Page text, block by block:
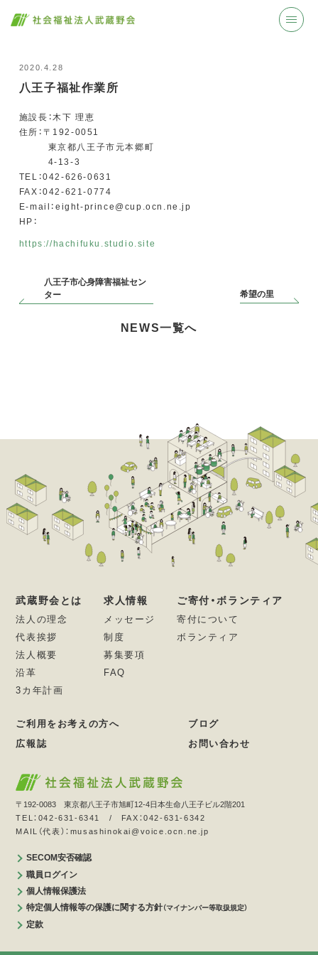
2020.4.28
八王子福祉作業所
施設長：木下 理恵
住所：〒192-0051
東京都八王子市元本郷町
4-13-3
TEL：042-626-0631
FAX：042-621-0774
E-mail：eight-prince@cup.ocn.ne.jp
HP：
https://hachifuku.studio.site
八王子市心身障害福祉セン
ター
希望の里
NEWS一覧へ
武蔵野会とは
法人の理念
代表挨拶
法人概要
沿革
3カ年計画
求人情報
メッセージ
制度
募集要項
FAQ
ご寄付・ボランティア
寄付について
ボランティア
ご利用をお考えの方へ
ブログ
広報誌
お問い合わせ
〒192-0083 東京都八王子市旭町12-4日本生命八王子ビル2階201
TEL：042-631-6341 / FAX：042-631-6342
MAIL（代表）：musashinokai@voice.ocn.ne.jp
SECOM安否確認
職員ログイン
個人情報保護法
特定個人情報等の保護に関する方針（マイナンバー等取扱規定）
定款